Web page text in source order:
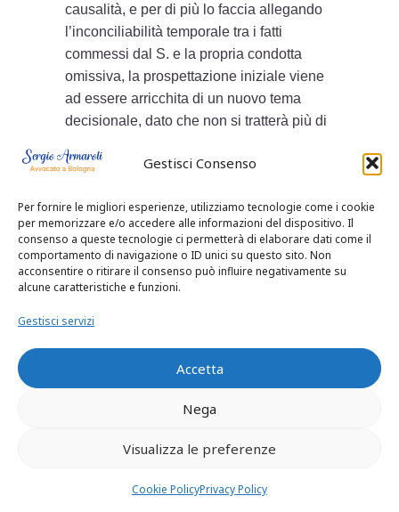
Gestisci Consenso
Per fornire le migliori esperienze, utilizziamo tecnologie come i cookie
per memorizzare e/o accedere alle informazioni del dispositivo. Il
consenso a queste tecnologie ci permetterà di elaborare dati come il
comportamento di navigazione o ID unici su questo sito. Non
acconsentire o ritirare il consenso può influire negativamente su
alcune caratteristiche e funzioni.
Gestisci servizi
Accetta
Nega
Visualizza le preferenze
Cookie PolicyPrivacy Policy
causalità, e per di più lo faccia allegando
l’inconciliabilità temporale tra i fatti
commessi dal S. e la propria condotta
omissiva, la prospettazione iniziale viene
ad essere arricchita di un nuovo tema
decisionale, dato che non si tratterà più di
del suo preponente, tanto che, in disparte
poi sostenere che ogni conseguenza
illecita debba ricadere sul medesimo e
non sulla banca estranea al suo operato;
ma si tratterà, in tutt’altra cornice, che non
culpa in vigilando dell’operato del proprio
illeciti perpetrati dal S. in danno dei propri
clienti e, segnatamente, del G., la condotta
omissiva della banca costituisca un
l’evento lesivo non si sarebbe realizzato.
che ne derivano alla sua disamina in